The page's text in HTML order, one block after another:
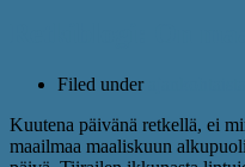
Filed under
Kuutena päivänä retkellä, ei
maailmaa maaliskuun